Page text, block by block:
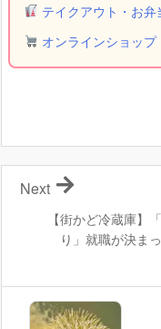
テイクアウト・お弁
オンラインショップ
【街かど冷蔵庫】
り」就職が決ま
Next